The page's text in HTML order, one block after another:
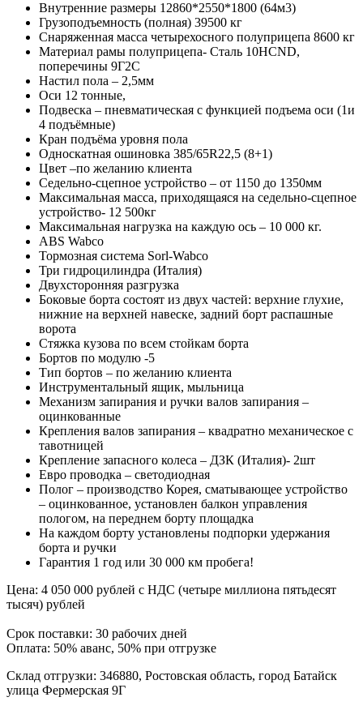
Внутренние размеры 12860*2550*1800 (64м3)
Грузоподъемность (полная) 39500 кг
Снаряженная масса четырехосного полуприцепа 8600 кг
Материал рамы полуприцепа- Сталь 10НСND,
поперечины 9Г2С
Настил пола – 2,5мм
Оси 12 тонные,
Подвеска – пневматическая с функцией подъема оси (1и
4 подъёмные)
Кран подъёма уровня пола
Односкатная ошиновка 385/65R22,5 (8+1)
Цвет –по желанию клиента
Седельно-сцепное устройство – от 1150 до 1350мм
Максимальная масса, приходящаяся на седельно-сцепное
устройство- 12 500кг
Максимальная нагрузка на каждую ось – 10 000 кг.
ABS Wabco
Тормозная система Sorl-Wabco
Три гидроцилиндра (Италия)
Двухсторонняя разгрузка
Боковые борта состоят из двух частей: верхние глухие,
нижние на верхней навеске, задний борт распашные
ворота
Стяжка кузова по всем стойкам борта
Бортов по модулю -5
Тип бортов – по желанию клиента
Инструментальный ящик, мыльница
Механизм запирания и ручки валов запирания –
оцинкованные
Крепления валов запирания – квадратно механическое с
тавотницей
Крепление запасного колеса – ДЗК (Италия)- 2шт
Евро проводка – светодиодная
Полог – производство Корея, сматывающее устройство
– оцинкованное, установлен балкон управления
пологом, на переднем борту площадка
На каждом борту установлены подпорки удержания
борта и ручки
Гарантия 1 год или 30 000 км пробега!
Цена: 4 050 000 рублей с НДС (четыре миллиона пятьдесят
тысяч) рублей
Срок поставки: 30 рабочих дней
Оплата: 50% аванс, 50% при отгрузке
Склад отгрузки: 346880, Ростовская область, город Батайск
улица Фермерская 9Г